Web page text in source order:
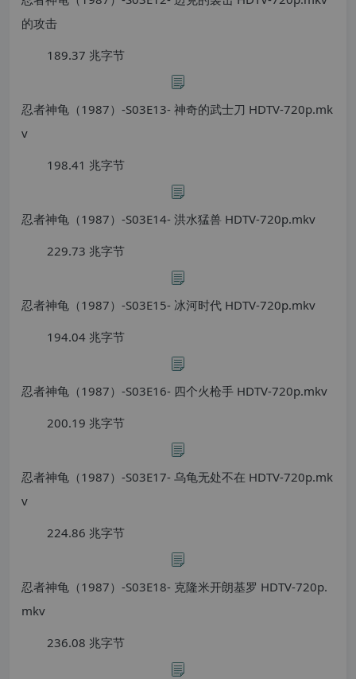
的攻击
189.37 兆字节
忍者神龟（1987）-S03E13- 神奇的武士刀 HDTV-720p.mk
v
198.41 兆字节
忍者神龟（1987）-S03E14- 洪水猛兽 HDTV-720p.mkv
229.73 兆字节
忍者神龟（1987）-S03E15- 冰河时代 HDTV-720p.mkv
194.04 兆字节
忍者神龟（1987）-S03E16- 四个火枪手 HDTV-720p.mkv
200.19 兆字节
忍者神龟（1987）-S03E17- 乌龟无处不在 HDTV-720p.mk
v
224.86 兆字节
忍者神龟（1987）-S03E18- 克隆米开朗基罗 HDTV-720p.
mkv
236.08 兆字节